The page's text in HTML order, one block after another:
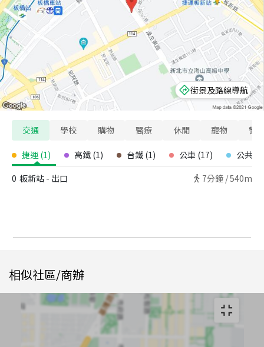
街景及路線導航
交通 學校 購物 醫療 休閒 寵物 警
捷運 (1) 高鐵 (1) 台鐵 (1) 公車 (17)
公共自
0 板新站 - 出口 7分鐘 /540m
相似社區/商辦